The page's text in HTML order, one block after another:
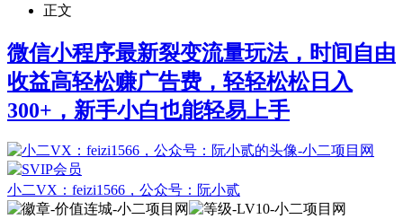
正文
微信小程序最新裂变流量玩法，时间自由
收益高轻松赚广告费，轻轻松松日入
300+，新手小白也能轻易上手
小二VX：feizi1566，公众号：阮小贰